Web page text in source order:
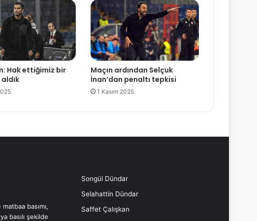
i
n
6
0
i
n
n
n
u
Hak ettiğimiz bir
Maçın ardından Selçuk
İnan’dan penaltı tepkisi
1 Kasım 2025
basımı,
basılı şekilde
Songül Dündar
Selahattin Dündar
Saffet Çalışkan